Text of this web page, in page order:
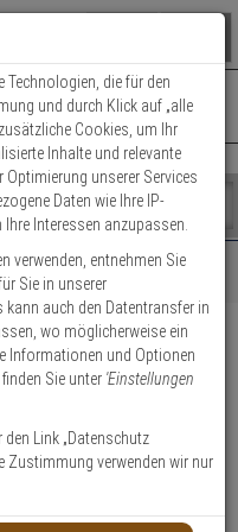
ist momentan leer.
Fertig
| Fr.: 8:00 - 14:00 Uhr
Technologien, die für den
und durch Klick auf „alle
Cookies, um Ihr
Inhalte und relevante
unserer Services
Daten wie Ihre IP-
Interessen anzupassen.
verwenden, entnehmen Sie
Sie in unserer
kann auch den Datentransfer in
wo möglicherweise ein
Informationen und Optionen
Sie unter 'Einstellungen
den Link „Datenschutz
Zustimmung verwenden wir nur